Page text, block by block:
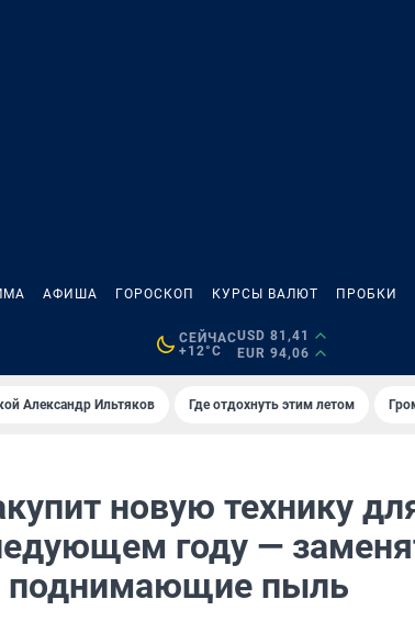
АФИША ГОРОСКОП КУРСЫ ВАЛЮТ ПРОБКИ
СЕЙЧАС
+12°C
USD 81,41
EUR 94,06
Александр Ильтяков Где отдохнуть этим летом
новую технику
году —
пыль